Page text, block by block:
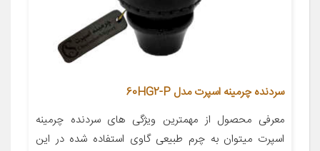
سردنده چرمینه اسپرت مدل 60HG2-P
معرفی محصول از مهمترین ویژگی های سردنده چرمینه
اسپرت میتوان به چرم طبیعی گاوی استفاده شده در این